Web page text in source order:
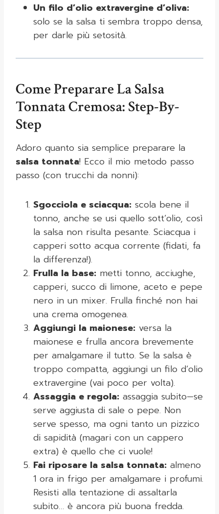
Un filo d’olio extravergine d’oliva:
solo se la salsa ti sembra troppo densa,
per darle più setosità.
Come Preparare La Salsa
Tonnata Cremosa: Step-By-
Step
Adoro quanto sia semplice preparare la
salsa tonnata! Ecco il mio metodo passo
passo (con trucchi da nonni):
Sgocciola e sciacqua: scola bene il
tonno, anche se usi quello sott’olio, così
la salsa non risulta pesante. Sciacqua i
capperi sotto acqua corrente (fidati, fa
la differenza!).
Frulla la base: metti tonno, acciughe,
capperi, succo di limone, aceto e pepe
nero in un mixer. Frulla finché non hai
una crema omogenea.
Aggiungi la maionese: versa la
maionese e frulla ancora brevemente
per amalgamare il tutto. Se la salsa è
troppo compatta, aggiungi un filo d’olio
extravergine (vai poco per volta).
Assaggia e regola: assaggia subito—se
serve aggiusta di sale o pepe. Non
serve spesso, ma ogni tanto un pizzico
di sapidità (magari con un cappero
extra) è quello che ci vuole!
Fai riposare la salsa tonnata: almeno
1 ora in frigo per amalgamare i profumi.
Resisti alla tentazione di assaltarla
subito… è ancora più buona fredda.